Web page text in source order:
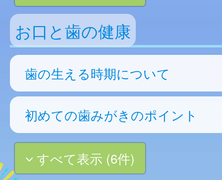
お口と歯の健康
歯の生える時期について
初めての歯みがきのポイント
すべて表示 (6件)